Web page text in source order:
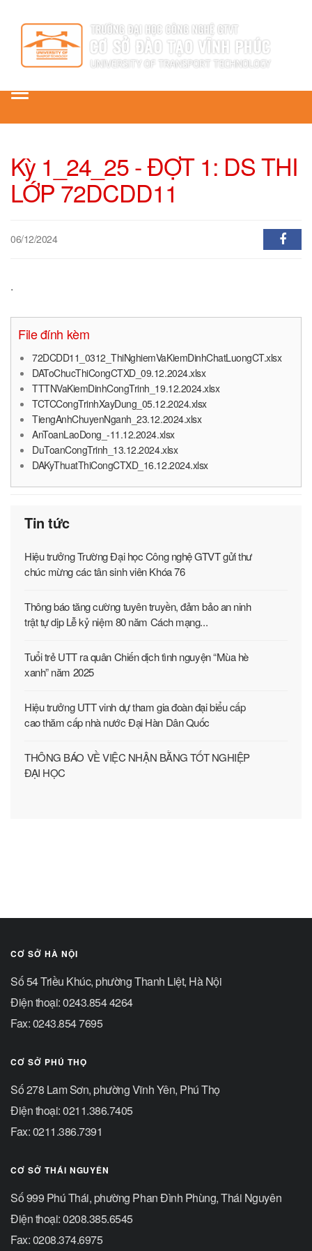
Toggle
Kỳ 1_24_25 - ĐỢT 1: DS THI
LỚP 72DCDD11
06/12/2024
.
File đính kèm
72DCDD11_0312_ThiNghiemVaKiemDinhChatLuongCT.xlsx
DAToChucThiCongCTXD_09.12.2024.xlsx
TTTNVaKiemDinhCongTrinh_19.12.2024.xlsx
TCTCCongTrinhXayDung_05.12.2024.xlsx
TiengAnhChuyenNganh_23.12.2024.xlsx
AnToanLaoDong_-11.12.2024.xlsx
DuToanCongTrinh_13.12.2024.xlsx
DAKyThuatThiCongCTXD_16.12.2024.xlsx
Tin tức
Hiệu trưởng Trường Đại học Công nghệ GTVT gửi thư
chúc mừng các tân sinh viên Khóa 76
Thông báo tăng cường tuyên truyền, đảm bảo an ninh
trật tự dịp Lễ kỷ niệm 80 năm Cách mạng...
Tuổi trẻ UTT ra quân Chiến dịch tình nguyện “Mùa hè
xanh” năm 2025
Hiệu trưởng UTT vinh dự tham gia đoàn đại biểu cấp
cao thăm cấp nhà nước Đại Hàn Dân Quốc
THÔNG BÁO VỀ VIỆC NHẬN BẰNG TỐT NGHIỆP
ĐẠI HỌC
CƠ SỞ HÀ NỘI
Số 54 Triều Khúc, phường Thanh Liệt, Hà Nội
Điện thoại: 0243.854 4264
Fax: 0243.854 7695
CƠ SỞ PHÚ THỌ
Số 278 Lam Sơn, phường Vĩnh Yên, Phú Thọ
Điện thoại: 0211.386.7405
Fax: 0211.386.7391
CƠ SỞ THÁI NGUYÊN
Số 999 Phú Thái, phường Phan Đình Phùng, Thái Nguyên
Điện thoại: 0208.385.6545
Fax: 0208.374.6975